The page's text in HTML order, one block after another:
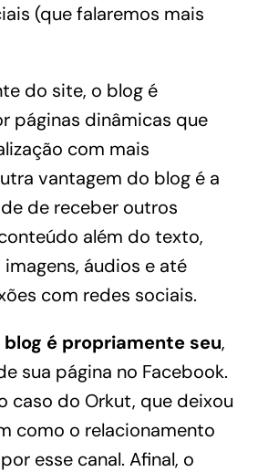
(que falaremos mais
do site, o blog é
páginas dinâmicas que
com mais
vantagem do blog é a
de receber outros
além do texto,
áudios e até
com redes sociais.
blog é propriamente seu,
sua página no Facebook.
caso do Orkut, que deixou
como o relacionamento
esse canal. Afinal, o